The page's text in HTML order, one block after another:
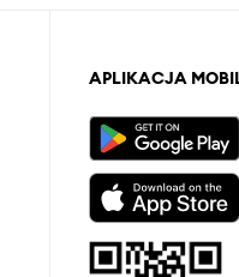
APLIKACJA